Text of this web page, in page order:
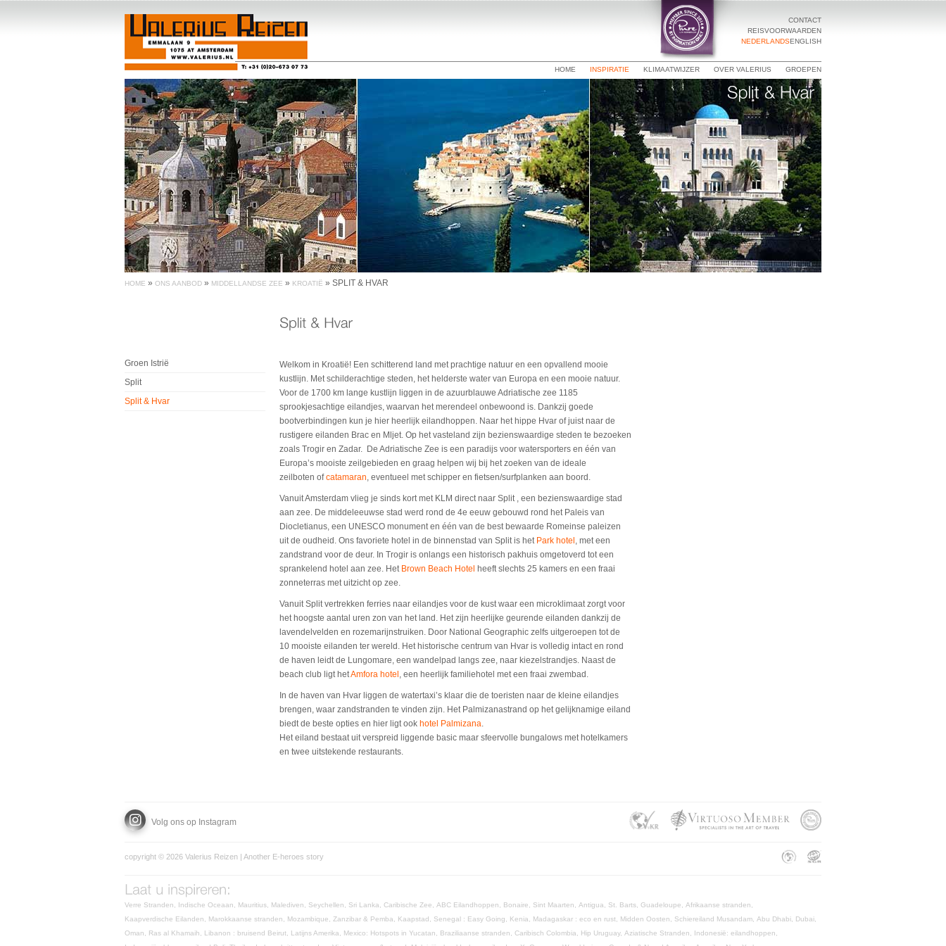
CONTACT
REISVOORWAARDEN
ENGLISH
NEDERLANDS
GROEPEN
OVER VALERIUS
KLIMAATWIJZER
INSPIRATIE
HOME
HOME » ONS AANBOD » MIDDELLANDSE ZEE » KROATIË » SPLIT & HVAR
Groen Istrië
Split
Split & Hvar
Welkom in Kroatië! Een schitterend land met prachtige natuur en een opvallend mooie
kustlijn. Met schilderachtige steden, het helderste water van Europa en een mooie natuur.
Voor de 1700 km lange kustlijn liggen in de azuurblauwe Adriatische zee 1185
sprookjesachtige eilandjes, waarvan het merendeel onbewoond is. Dankzij goede
bootverbindingen kun je hier heerlijk eilandhoppen. Naar het hippe Hvar of juist naar de
rustigere eilanden Brac en Mljet. Op het vasteland zijn bezienswaardige steden te bezoeken
zoals Trogir en Zadar. De Adriatische Zee is een paradijs voor watersporters en één van
Europa’s mooiste zeilgebieden en graag helpen wij bij het zoeken van de ideale
zeilboten ofcatamaran, eventueel met schipper en fietsen/surfplanken aan boord.
Vanuit Amsterdam vlieg je sinds kort met KLM direct naar Split , een bezienswaardige stad
aan zee. De middeleeuwse stad werd rond de 4e eeuw gebouwd rond het Paleis van
Diocletianus, een UNESCO monument en één van de best bewaarde Romeinse paleizen
uit de oudheid. Ons favoriete hotel in de binnenstad van Split is het Park hotel , met een
zandstrand voor de deur. In Trogir is onlangs een historisch pakhuis omgetoverd tot een
sprankelend hotel aan zee. Het Brown Beach Hotel
heeft slechts 25 kamers en een fraai
zonneterras met uitzicht op zee.
Vanuit Split vertrekken ferries naar eilandjes voor de kust waar een microklimaat zorgt voor
het hoogste aantal uren zon van het land. Het zijn heerlijke geurende eilanden dankzij de
lavendelvelden en rozemarijnstruiken. Door National Geographic zelfs uitgeroepen tot de
10 mooiste eilanden ter wereld. Het historische centrum van Hvar is volledig intact en rond
de haven leidt de Lungomare, een wandelpad langs zee, naar kiezelstrandjes. Naast de
beach club ligt hetAmfora hotel , een heerlijk familiehotel met een fraai zwembad.
In de haven van Hvar liggen de watertaxi’s klaar die de toeristen naar de kleine eilandjes
brengen, waar zandstranden te vinden zijn. Het Palmizanastrand op het gelijknamige eiland
biedt de beste opties en hier ligt ook hotel Palmizana.
Het eiland bestaat uit verspreid liggende basic maar sfeervolle bungalows met hotelkamers
en twee uitstekende restaurants.
Volg ons op Instagram
copyright © 2026 Valerius Reizen | Another E-heroes story
Verre Stranden, Indische Oceaan, Mauritius, Malediven, Seychellen, Sri Lanka, Caribische Zee, ABC Eilandhoppen, Bonaire, Sint Maarten, Antigua, St. Barts, Guadeloupe, Afrikaanse stranden,
Kaapverdische Eilanden, Marokkaanse stranden, Mozambique, Zanzibar & Pemba, Kaapstad, Senegal : Easy Going, Kenia, Madagaskar : eco en rust, Midden Oosten, Schiereiland Musandam, Abu Dhabi, Dubai,
Oman, Ras al Khamaih, Libanon : bruisend Beirut, Latijns Amerika, Mexico: Hotspots in Yucatan, Braziliaanse stranden, Caribisch Colombia, Hip Uruguay, Aziatische Stranden, Indonesië: eilandhoppen,